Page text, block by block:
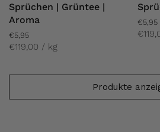
Sprüchen | Grüntee |
Aroma
€5,95
€119,00 / kg
€5,95
Produkte